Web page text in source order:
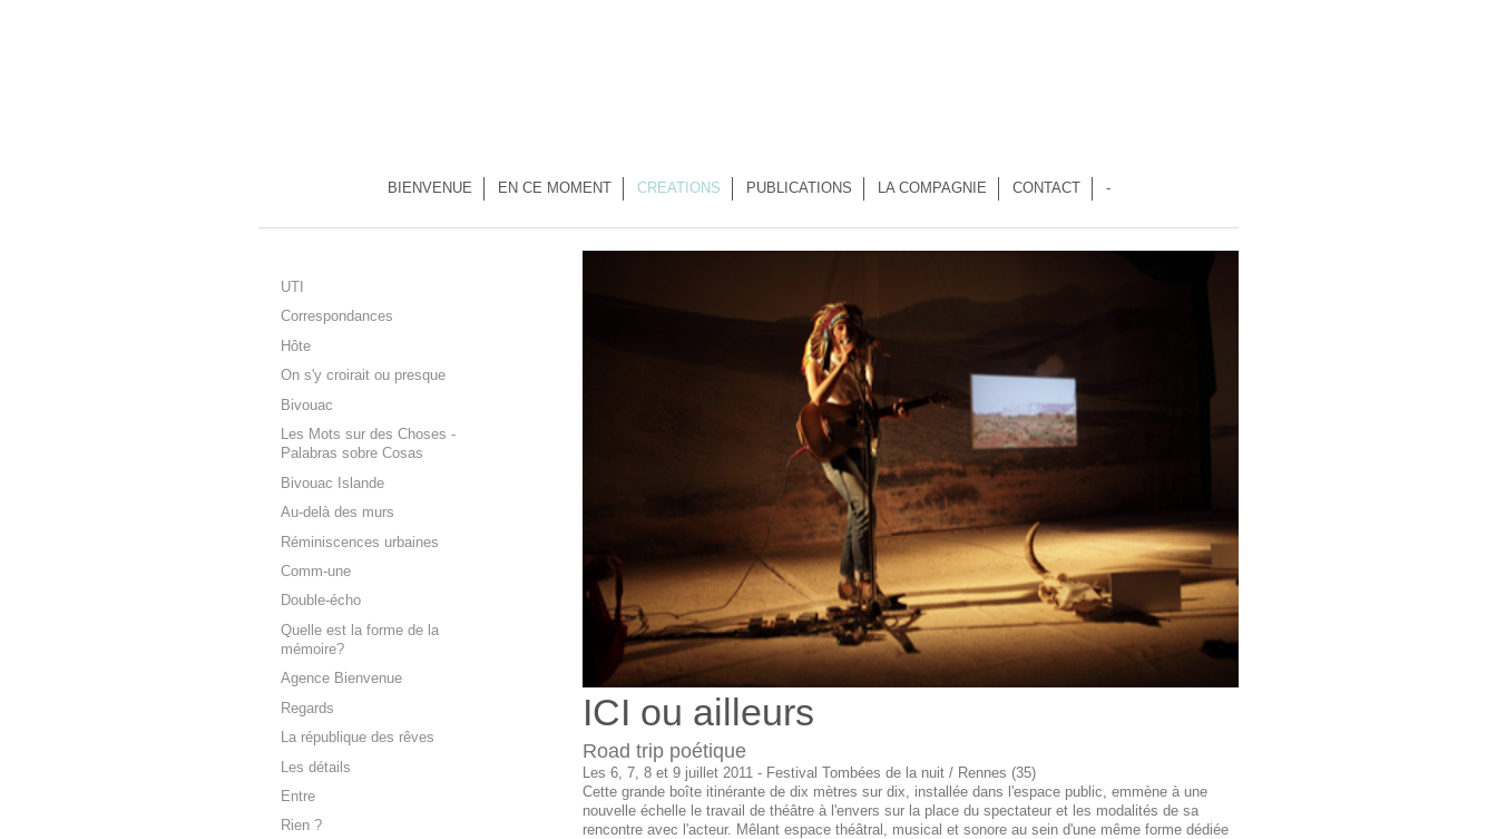
BIENVENUE EN CE MOMENT CREATIONS PUBLICATIONS LA COMPAGNIE CONTACT -
ICI ou ailleurs
Road trip poétique
Les 6, 7, 8 et 9 juillet 2011 - Festival Tombées de la nuit / Rennes (35)
Cette grande boîte itinérante de dix mètres sur dix, installée dans l'espace public, emmène à une
nouvelle échelle le travail de théâtre à l'envers sur la place du spectateur et les modalités de sa
rencontre avec l'acteur. Mêlant espace théâtral, musical et sonore au sein d'une même forme dédiée
UTI
Correspondances
Hôte
On s'y croirait ou presque
Bivouac
Les Mots sur des Choses -
Palabras sobre Cosas
Bivouac Islande
Au-delà des murs
Réminiscences urbaines
Comm-une
Double-écho
Quelle est la forme de la
mémoire?
Agence Bienvenue
Regards
La république des rêves
Les détails
Entre
Rien ?